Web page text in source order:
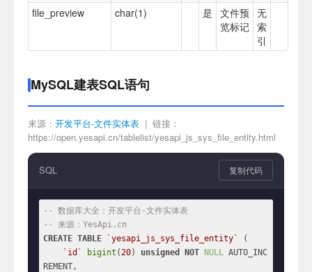
file_preview char(1) 是 文件预
览标记
无
索
引
MySQL建表SQL语句
来源： 开发平台-文件实体表 | 链接：
https://open.yesapi.cn/tablelist/yesapi_js_sys_file_entity.html
SQL 复制代码
-- 数据库大全：开发平台-文件实体表
-- 来源：YesApi.cn
CREATE TABLE `yesapi_js_sys_file_entity`
(
`id`
bigint (20) unsigned NOT NULL AUTO_INC
REMENT,